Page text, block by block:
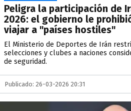
Peligra la participación de
2026: el gobierno le
viajar a "países hostiles"
El Ministerio de Deportes de Irán
selecciones y clubes a naciones
de seguridad.
Publicado: 26-03-2026 20:31